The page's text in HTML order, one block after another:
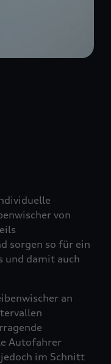
von
sorgen so für ein
und damit auch
an
Autofahrer
im Schnitt